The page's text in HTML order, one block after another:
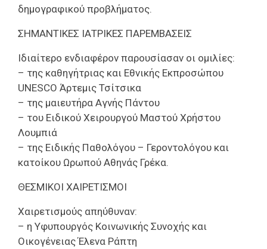
δημογραφικού προβλήματος.
ΣΗΜΑΝΤΙΚΕΣ ΙΑΤΡΙΚΕΣ ΠΑΡΕΜΒΑΣΕΙΣ
Ιδιαίτερο ενδιαφέρον παρουσίασαν οι ομιλίες:
– της καθηγήτριας και Εθνικής Εκπροσώπου
UNESCO Άρτεμις Τσίτσικα
– της μαιευτήρα Αγνής Πάντου
– του Ειδικού Χειρουργού Μαστού Χρήστου
Λουμπιά
– της Ειδικής Παθολόγου – Γεροντολόγου και
κατοίκου Ωρωπού Αθηνάς Γρέκα.
ΘΕΣΜΙΚΟΙ ΧΑΙΡΕΤΙΣΜΟΙ
Χαιρετισμούς απηύθυναν:
– η Υφυπουργός Κοινωνικής Συνοχής και
Οικογένειας Έλενα Ράπτη